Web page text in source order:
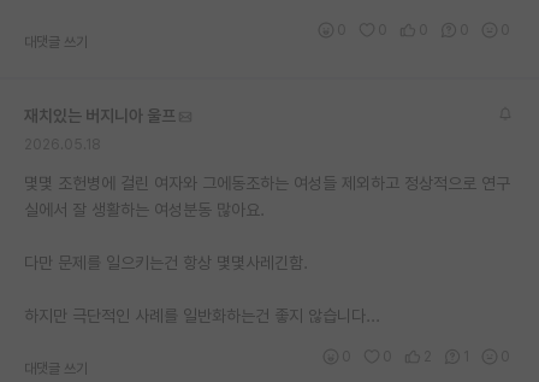
대댓글 쓰기
재치있는 버지니아 울프
몇몇 조헌병에 걸린 여자와 그에동조하는 여성들 제외하고 정상적으로 연구
실에서 잘 생활하는 여성분동 많아요.
다만 문제를 일으키는건 항상 몇몇사레긴함.
하지만 극단적인 사례를 일반화하는건 좋지 않습니다...
대댓글 쓰기